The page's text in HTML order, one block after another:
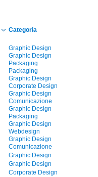
Categoria
Graphic Design
Graphic Design
Packaging
Packaging
Graphic Design
Corporate Design
Graphic Design
Comunicazione
Graphic Design
Packaging
Graphic Design
Webdesign
Graphic Design
Comunicazione
Graphic Design
Graphic Design
Corporate Design